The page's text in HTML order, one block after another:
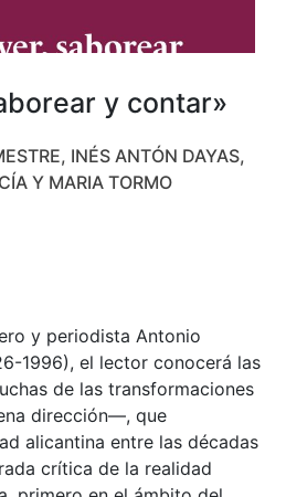
y contar»
INÉS ANTÓN DAYAS,
Y MARIA TORMO
y periodista Antonio
1996), el lector conocerá las
de las transformaciones
dirección—, que
alicantina entre las décadas
crítica de la realidad